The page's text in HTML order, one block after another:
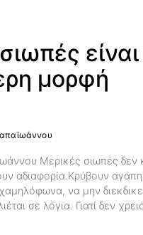
μορφή
Μερικές σιωπές δεν
αδιαφορία.Κρύβουν
να μην
σε λόγια. Γιατί δεν